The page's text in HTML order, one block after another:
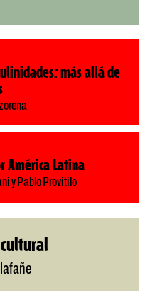
más allá de
América Latina
y Pablo Provitilo